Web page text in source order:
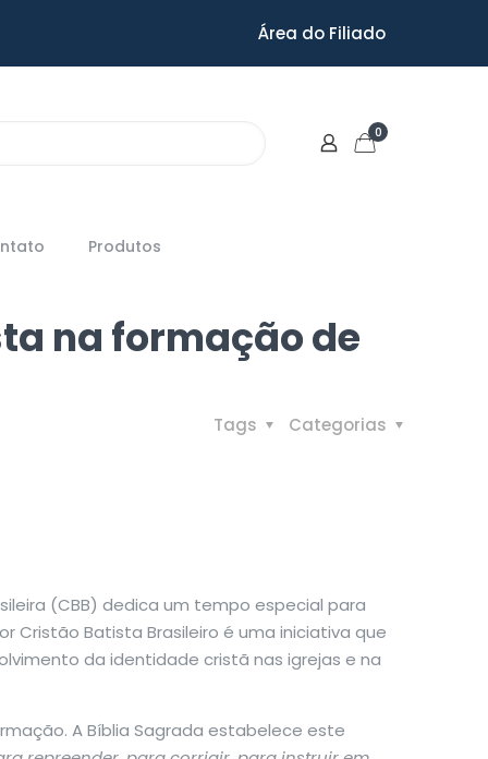
Área do Filiado
0
Produtos
na formação de
Categorias
Tags
(CBB) dedica um tempo especial para
Cristão Batista Brasileiro é uma iniciativa que
da identidade cristã nas igrejas e na
A Bíblia Sagrada estabelece este